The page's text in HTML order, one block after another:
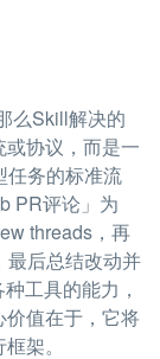
么Skill解决的
协议，而是一
务的标准流
PR评论」为
threads，再
最后总结改动并
工具的能力，
值在于，它将
架。